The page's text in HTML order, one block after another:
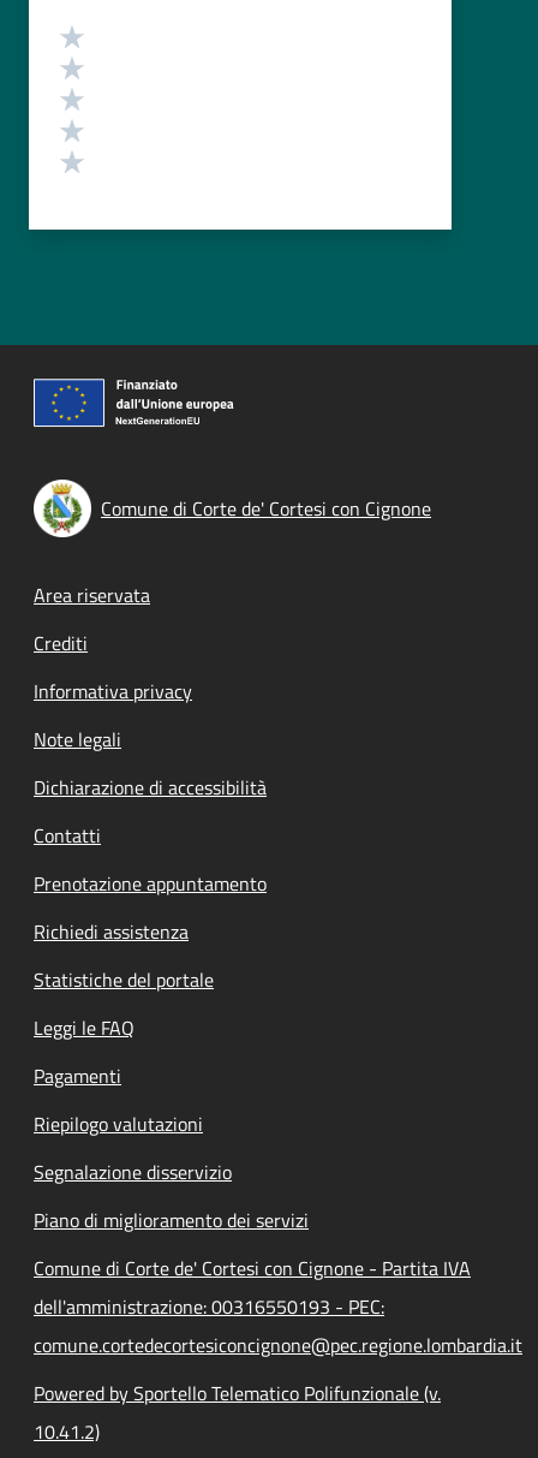
Valutazione
Comune di Corte de' Cortesi con Cignone
Footer menu
Area riservata
Crediti
Informativa privacy
Note legali
Dichiarazione di accessibilità
Contatti
Prenotazione appuntamento
Richiedi assistenza
Statistiche del portale
Leggi le FAQ
Pagamenti
Riepilogo valutazioni
Segnalazione disservizio
Piano di miglioramento dei servizi
Comune di Corte de' Cortesi con Cignone - Partita IVA
dell'amministrazione: 00316550193 - PEC:
comune.cortedecortesiconcignone@pec.regione.lombardia.it
Powered by Sportello Telematico Polifunzionale (v.
10.41.2)